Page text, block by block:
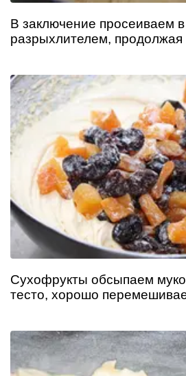
В заключение просеиваем в
разрыхлителем, продолжая
Сухофрукты обсыпаем
тесто, хорошо